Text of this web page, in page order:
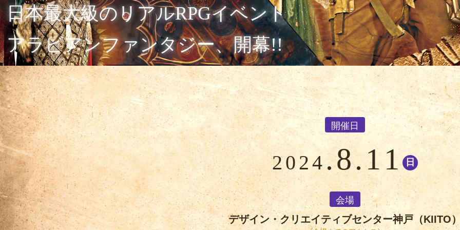
日本最大級のリアルRPGイベント
アラビアンファンタジー、開幕!!
開催日
2024.8.11 日
会場
デザイン・クリエイティブセンター神戸（KIITO